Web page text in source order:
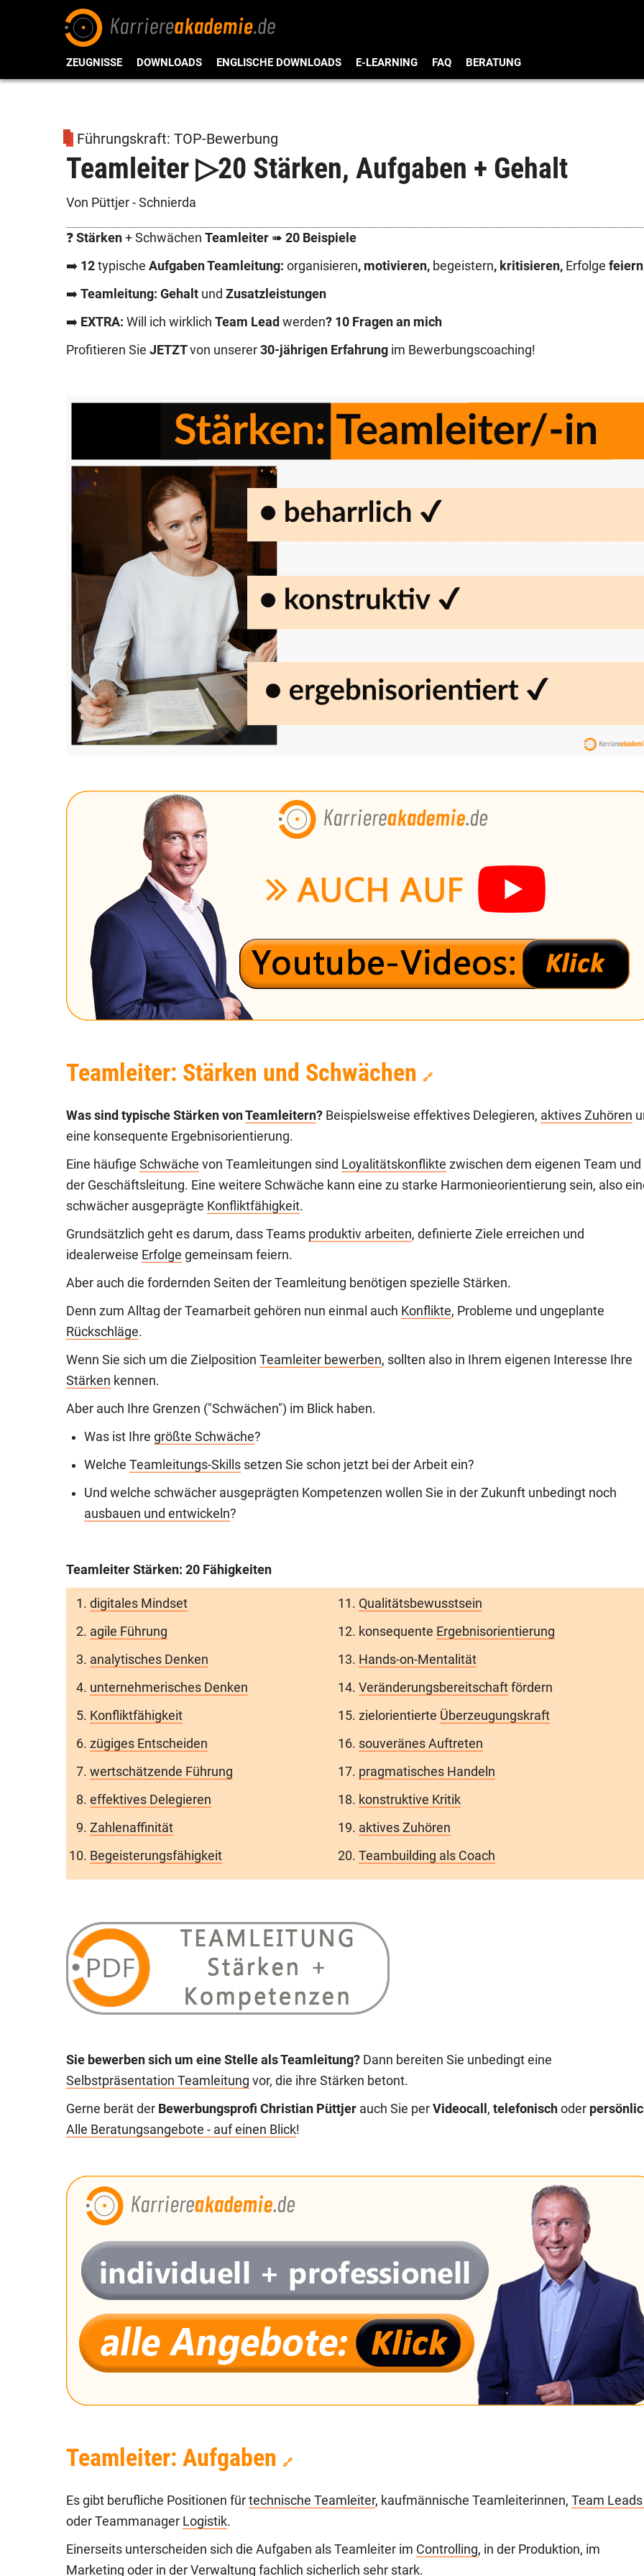
ZEUGNISSE DOWNLOADS ENGLISCHE DOWNLOADS E-LEARNING FAQ BERATUNG
Führungskraft: TOP-Bewerbung
Teamleiter ▷20 Stärken, Aufgaben + Gehalt
Von Püttjer - Schnierda
❓ Stärken + Schwächen Teamleiter ➠ 20 Beispiele
➡️ 12 typische Aufgaben Teamleitung: organisieren, motivieren, begeistern, kritisieren, Erfolge feiern
➡️ Teamleitung: Gehalt und Zusatzleistungen
➡️ EXTRA: Will ich wirklich Team Lead werden? 10 Fragen an mich
Profitieren Sie JETZTvon unserer 30-jährigen Erfahrung im Bewerbungscoaching!
Teamleiter: Stärken und Schwächen 🔗
Was sind typische Stärken vonTeamleitern? Beispielsweise effektives Delegieren, aktives Zuhören
eine konsequente Ergebnisorientierung.
Eine häufige Schwäche von Teamleitungen sind Loyalitätskonflikte zwischen dem eigenen Team und
der Geschäftsleitung. Eine weitere Schwäche kann eine zu starke Harmonieorientierung sein, also
schwächer ausgeprägte Konfliktfähigkeit.
Grundsätzlich geht es darum, dass Teams produktiv arbeiten, definierte Ziele erreichen und
idealerweise Erfolge gemeinsam feiern.
Aber auch die fordernden Seiten der Teamleitung benötigen spezielle Stärken.
Denn zum Alltag der Teamarbeit gehören nun einmal auch Konflikte, Probleme und ungeplante
Rückschläge.
Wenn Sie sich um die Zielposition Teamleiter bewerben, sollten also in Ihrem eigenen Interesse Ihre
Stärken kennen.
Aber auch Ihre Grenzen ("Schwächen") im Blick haben.
Was ist Ihre größte Schwäche?
Welche Teamleitungs-Skills setzen Sie schon jetzt bei der Arbeit ein?
Und welche schwächer ausgeprägten Kompetenzen wollen Sie in der Zukunft unbedingt noch
ausbauen und entwickeln?
Teamleiter Stärken: 20 Fähigkeiten
digitales Mindset
agile Führung
analytisches Denken
unternehmerisches Denken
Konfliktfähigkeit
zügiges Entscheiden
wertschätzende Führung
effektives Delegieren
Zahlenaffinität
Begeisterungsfähigkeit
Qualitätsbewusstsein
konsequente Ergebnisorientierung
Hands-on-Mentalität
Veränderungsbereitschaft fördern
zielorientierte Überzeugungskraft
souveränes Auftreten
pragmatisches Handeln
konstruktive Kritik
aktives Zuhören
Teambuilding als Coach
Sie bewerben sich um eine Stelle als Teamleitung? Dann bereiten Sie unbedingt eine
Selbstpräsentation Teamleitung vor, die ihre Stärken betont.
Gerne berät der Bewerbungsprofi Christian Püttjer auch Sie per Videocall , telefonisch oder
Alle Beratungsangebote - auf einen Blick!
Teamleiter: Aufgaben 🔗
Es gibt berufliche Positionen für technische Teamleiter, kaufmännische Teamleiterinnen, Team
oder Teammanager Logistik.
Einerseits unterscheiden sich die Aufgaben als Teamleiter im Controlling, in der Produktion, im
Marketing oder in der Verwaltung fachlich sicherlich sehr stark.